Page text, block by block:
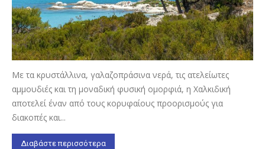
Με τα κρυστάλλινα, γαλαζοπράσινα νερά, τις ατελείωτες
αμμουδιές και τη μοναδική φυσική ομορφιά, η Χαλκιδική
αποτελεί έναν από τους κορυφαίους προορισμούς για
διακοπές και...
Διαβάστε περισσότερα